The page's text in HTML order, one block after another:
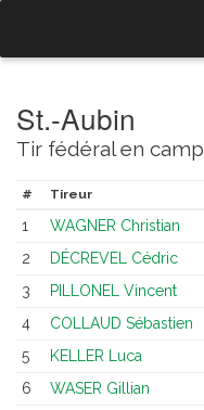
St.-Aubin
Tir fédéral en
# Tireur
1 WAGNER Christian
2
DÉCREVEL Cédric
3
PILLONEL Vincent
4
COLLAUD Sébastien
5
KELLER Luca
6
WASER Gillian